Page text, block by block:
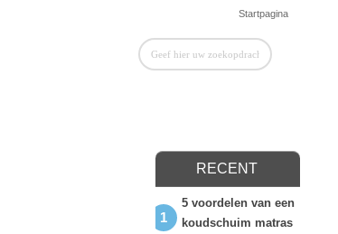
Startpagina
RECENT
5 voordelen van een
koudschuim matras